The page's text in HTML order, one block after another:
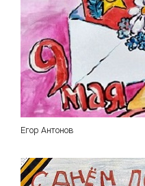
Егор Антонов